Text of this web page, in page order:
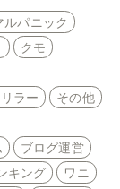
ルパニック
クモ
ラー
その他
ブログ運営
キング
ワニ